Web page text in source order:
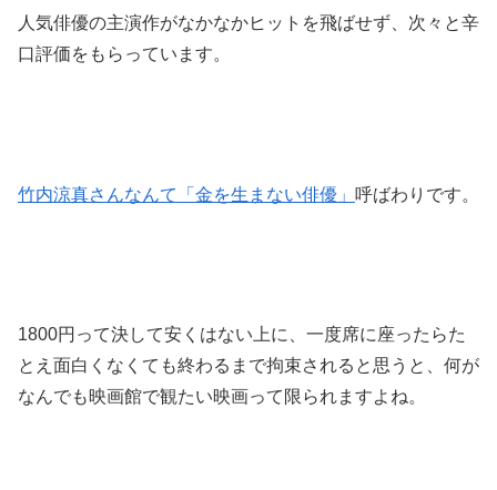
人気俳優の主演作がなかなかヒットを飛ばせず、次々と辛
口評価をもらっています。
竹内涼真さんなんて「金を生まない俳優」 呼ばわりです。
1800円って決して安くはない上に、一度席に座ったらた
とえ面白くなくても終わるまで拘束されると思うと、何が
なんでも映画館で観たい映画って限られますよね。